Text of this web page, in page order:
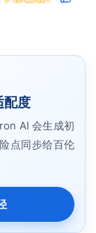
配度
AI 会生成初
点同步给百伦